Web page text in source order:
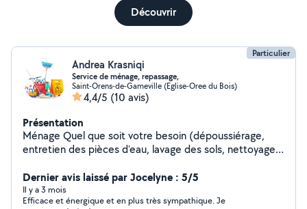
Découvrir
Particulier
Andrea Krasniqi
Service de ménage, repassage,
Saint-Orens-de-Gameville (Eglise-Oree du Bois)
4,4/5 (10 avis)
Présentation
Ménage Quel que soit votre besoin (dépoussiérage,
entretien des pièces d'eau, lavage des sols, nettoyage
Confort à Domicile s'occupe de tout. A vous de
déterminer vos besoins et votre aide-ménagère qui
vous sera dédiée connaîtra votre maison et s'adaptera à
Dernier avis laissé par Jocelyne : 5/5
Il y a 3 mois
Efficace et énergique et en plus très sympathique. Je